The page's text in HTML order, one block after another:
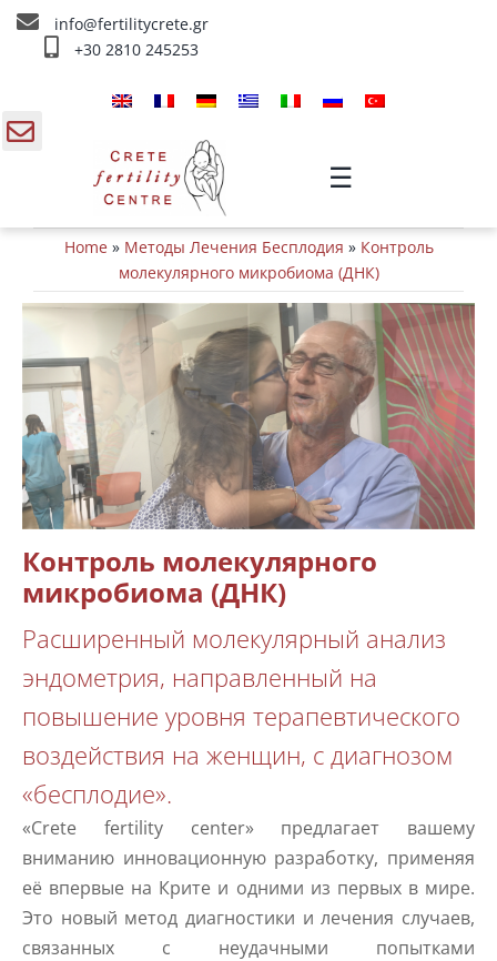
Skip
info@fertilitycrete.gr
+30 2810 245253
☰
Главная
Методы Лечения Бесплодия
Омоложение и плодородие
Внутривенное лечение
Инфо
Контакты
Home» Методы Лечения Бесплодия » Контроль
молекулярного микробиома (ДНК)
Контроль молекулярного
микробиома (ДНК)
Расширенный молекулярный анализ
эндометрия, направленный на
повышение уровня терапевтического
воздействия на женщин, с диагнозом
«бесплодие».
«Crete fertility center» предлагает вашему
вниманию инновационную разработку, применяя
её впервые на Крите и одними из первых в мире.
Это новый метод диагностики и лечения случаев,
связанных с неудачными попытками